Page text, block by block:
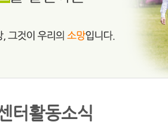
터활동소식